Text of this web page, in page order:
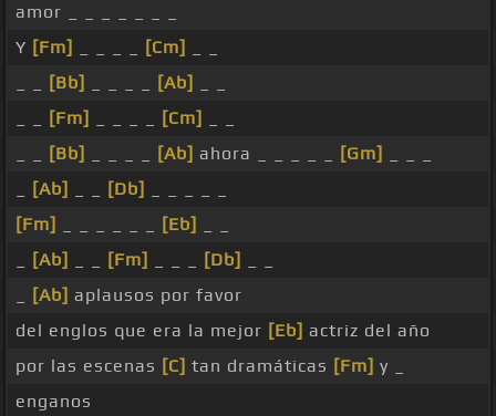
amor _ _ _ _ _ _ _
Y [Fm] [Cm]
[Bb] [Ab]
[Fm] [Cm]
[Bb] [Ab] ahora _ _ _ _ _ [Gm]
[Ab] [Db]
[Fm]
[Eb]
[Ab] [Fm] [Db]
[Ab] aplausos por favor
del englos que era la mejor [Eb] actriz del año
por las escenas [C] tan dramáticas [Fm] y _
enganos